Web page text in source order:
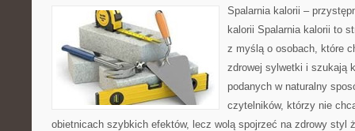
Spalarnia kalorii –
kalorii Spalarnia kalorii to
z myślą o osobach, które
zdrowej sylwetki i szukają
podanych w naturalny
czytelników, którzy nie
obietnicach szybkich efektów, lecz wolą spojrzeć na zdrowy styl